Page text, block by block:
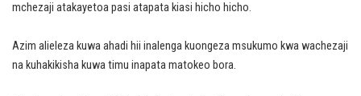
mchezaji atakayetoa pasi atapata kiasi hicho hicho.
Azim alieleza kuwa ahadi hii inalenga kuongeza msukumo kwa wachezaji
na kuhakikisha kuwa timu inapata matokeo bora.